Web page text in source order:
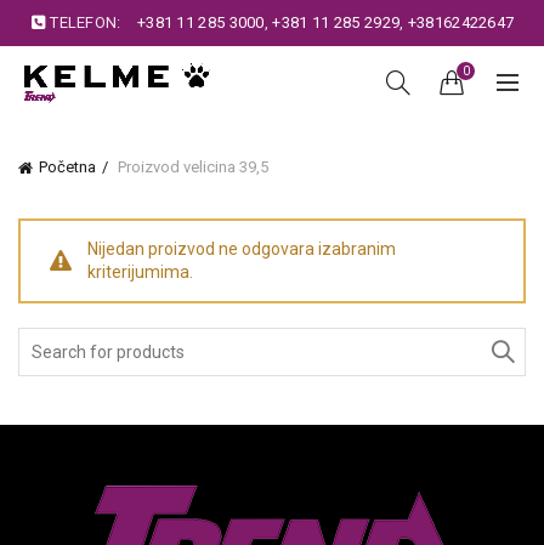
TELEFON: +381 11 285 3000,+381 11 285 2929, +38162422647
0
Početna Proizvod velicina 39,5
Nijedan proizvod ne odgovara izabranim
kriterijumima.